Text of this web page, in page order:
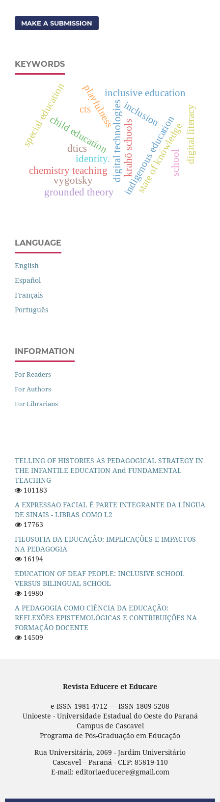
MAKE A SUBMISSION
KEYWORDS
indigenous education
krahô schools
identity. state of knowledge
school
digital technologies
child education
chemistry teaching
vygotsky
cts
grounded theory
inclusion
playfulnessinclusive education
special education digital literacy
dtics
LANGUAGE
English
Español
Français
Português
INFORMATION
For Readers
For Authors
For Librarians
TELLING OF HISTORIES AS PEDAGOGICAL STRATEGY IN
THE INFANTILE EDUCATION And FUNDAMENTAL
TEACHING
101183
A EXPRESSAO FACIAL É PARTE INTEGRANTE DA LÍNGUA
DE SINAIS - LIBRAS COMO L2
17763
FILOSOFIA DA EDUCAÇÃO: IMPLICAÇÕES E IMPACTOS
NA PEDAGOGIA
16194
EDUCATION OF DEAF PEOPLE: INCLUSIVE SCHOOL
VERSUS BILINGUAL SCHOOL
14980
A PEDAGOGIA COMO CIÊNCIA DA EDUCAÇÃO:
REFLEXÕES EPISTEMOLÓGICAS E CONTRIBUIÇÕES NA
FORMAÇÃO DOCENTE
14509
Revista Educere et Educare
e-ISSN 1981-4712 — ISSN 1809-5208
Unioeste - Universidade Estadual do Oeste do Paraná
Campus de Cascavel
Programa de Pós-Graduação em Educação
Rua Universitária, 2069 - Jardim Universitário
Cascavel – Paraná - CEP: 85819-110
E-mail: editoriaeducere@gmail.com